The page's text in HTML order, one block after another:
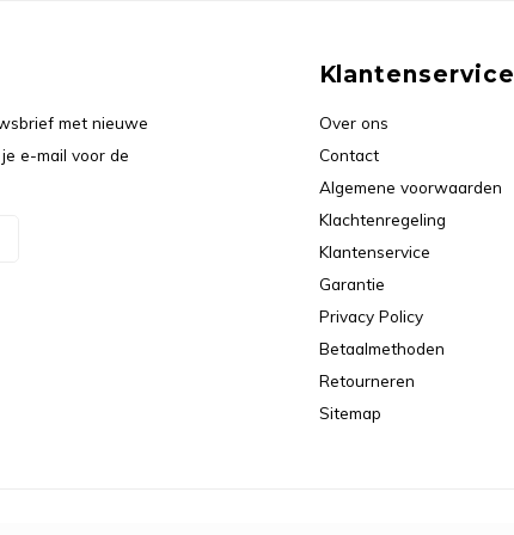
met nieuwe
e-mail voor de
Klantenservice
Over ons
Contact
Algemene voorwaarden
Klachtenregeling
Klantenservice
Garantie
Privacy Policy
Betaalmethoden
Retourneren
Sitemap